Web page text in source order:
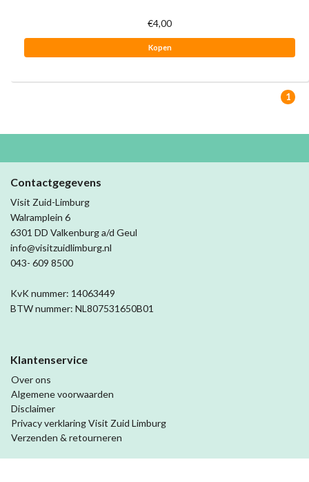
€4,00
Kopen
1
Contactgegevens
Visit Zuid-Limburg
Walramplein 6
6301 DD Valkenburg a/d Geul
info@visitzuidlimburg.nl
043- 609 8500
KvK nummer: 14063449
BTW nummer: NL807531650B01
Klantenservice
Over ons
Algemene voorwaarden
Disclaimer
Privacy verklaring Visit Zuid Limburg
Verzenden & retourneren